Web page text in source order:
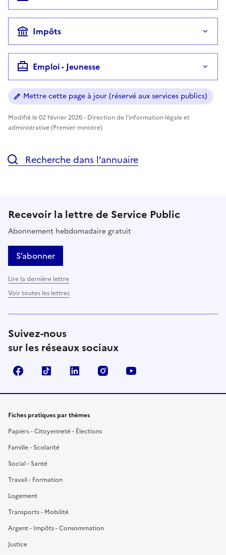
Impôts
Emploi - Jeunesse
Mettre cette page à jour (réservé aux services publics)
Modifié le 02 février 2026 - Direction de l'information légale et
administrative (Premier ministre)
Recherche dans l’annuaire
Recevoir la lettre de Service Public
Abonnement hebdomadaire gratuit
S’abonner
Lire la dernière lettre
Voir toutes les lettres
Suivez-nous
sur les réseaux sociaux
FacebookTikTok LinkedIn Instagram
Fiches pratiques par thèmes
Papiers - Citoyenneté - Élections
Famille - Scolarité
Social - Santé
Travail - Formation
Logement
Transports - Mobilité
Argent - Impôts - Consommation
Justice